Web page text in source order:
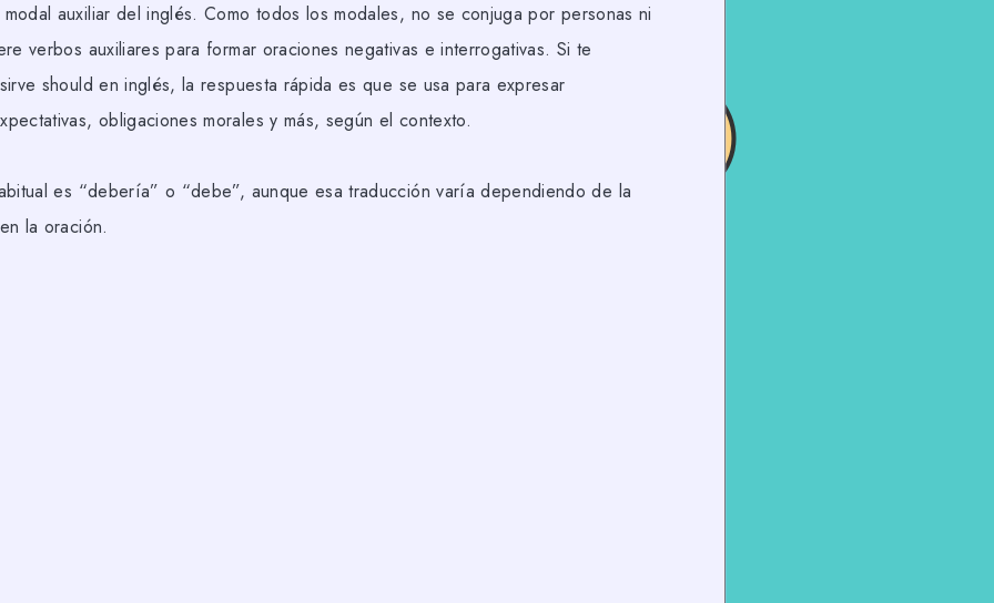
auxiliar del inglés. Como todos los modales, no se conjuga por personas ni
verbos auxiliares para formar oraciones negativas e interrogativas. Si te
should en inglés, la respuesta rápida es que se usa para expresar
obligaciones morales y más, según el contexto.
es “debería” o “debe”, aunque esa traducción varía dependiendo de la
la oración.